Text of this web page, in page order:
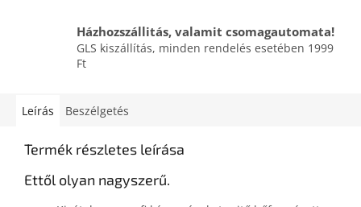
Házhozszállitás, valamit csomagautomata!
GLS kiszállítás, minden rendelés esetében 1999
Ft
Leírás Beszélgetés
Termék részletes leírása
Ettől olyan nagyszerű.